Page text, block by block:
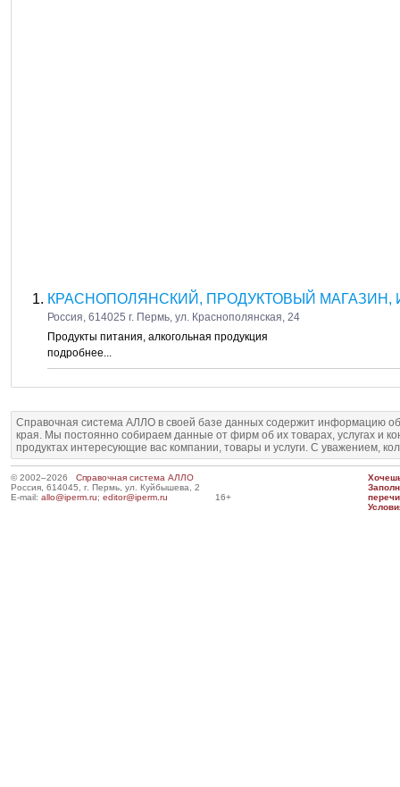
КРАСНОПОЛЯНСКИЙ, ПРОДУКТОВЫЙ МАГАЗИН,
Россия, 614025 г. Пермь, ул. Краснополянская, 24
Продукты питания, алкогольная продукция
подробнее...
Справочная система АЛЛО в своей базе данных содержит информацию
края. Мы постоянно собираем данные от фирм об их товарах, услугах и
продуктах интересующие вас компании, товары и услуги. С уважением,
© 2002–2026 Справочная система АЛЛО
Россия, 614045, г. Пермь, ул. Куйбышева, 2
E-mail: allo@iperm.ru; editor@iperm.ru 16+